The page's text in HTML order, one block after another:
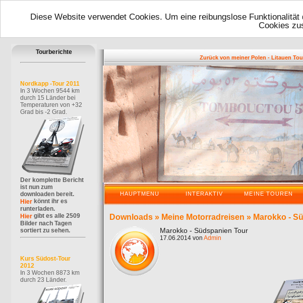
Diese Website verwendet Cookies. Um eine reibungslose
Cookies
Zurück von meiner Polen - Litauen Tour(
HAUPTMENU INTERAKTIV MEINE TOUREN
Tourberichte
Nordkapp -Tour 2011
In 3 Wochen 9544 km
durch 15 Länder bei
Temperaturen von +32
Grad bis -2 Grad.
Der komplette Bericht
ist nun zum
downloaden bereit.
Hier könnt ihr es
runterladen.
Hier gibt es alle 2509
Bilder nach Tagen
sortiert zu sehen.
Kurs Südost-Tour
2012
In 3 Wochen 8873 km
durch 23 Länder.
Downloads » Meine Motorradreisen » Marokko -
Marokko - Südspanien Tour
17.06.2014 von Admin